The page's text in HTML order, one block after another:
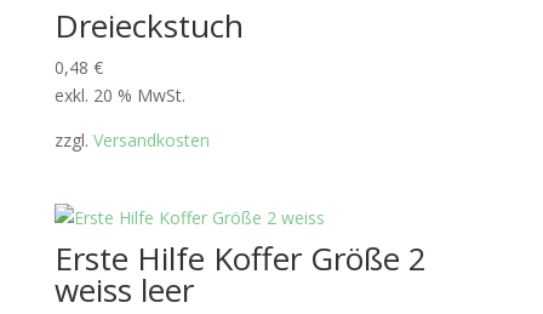
Dreieckstuch
0,48 €
exkl. 20 % MwSt.
zzgl. Versandkosten
Erste Hilfe Koffer Größe 2
weiss leer